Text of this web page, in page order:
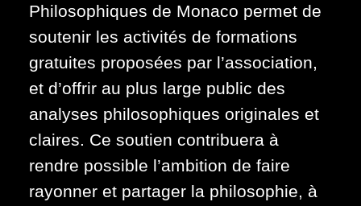
Philosophiques de Monaco permet de
soutenir les activités de formations
gratuites proposées par l’association,
et d’offrir au plus large public des
analyses philosophiques originales et
claires. Ce soutien contribuera à
rendre possible l’ambition de faire
rayonner et partager la philosophie, à